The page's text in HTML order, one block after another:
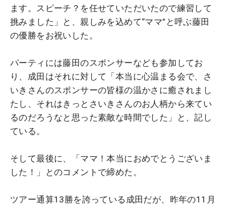
ます。スピーチ？を任せていただいたので練習して
挑みました」と、親しみを込めて“ママ”と呼ぶ藤田
の優勝をお祝いした。
パーティには藤田のスポンサーなども参加してお
り、成田はそれに対して「本当に心温まる会で、さ
いきさんのスポンサーの皆様の温かさに癒されまし
たし、それはきっとさいきさんのお人柄から来てい
るのだろうなと思った素敵な時間でした」と、記し
ている。
そして最後に、「ママ！本当におめでとうございま
した！」とのコメントで締めた。
ツアー通算13勝を誇っている成田だが、昨年の11月